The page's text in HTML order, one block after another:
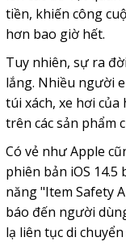
tiền, khiến công
hơn bao giờ hết.
Tuy nhiên, sự ra
lắng. Nhiều người
túi xách, xe hơi
trên các sản phẩm
Có vẻ như Apple
phiên bản iOS
năng "Item Safety
báo đến người
lạ liên tục di